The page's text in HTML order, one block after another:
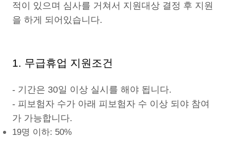
적이 있으며 심사를 거쳐서 지원대상 결정 후 지원
을 하게 되어있습니다.
1. 무급휴업 지원조건
- 기간은 30일 이상 실시를 해야 됩니다.
- 피보험자 수가 아래 피보험자 수 이상 되야 참여
가 가능합니다.
19명 이하: 50%